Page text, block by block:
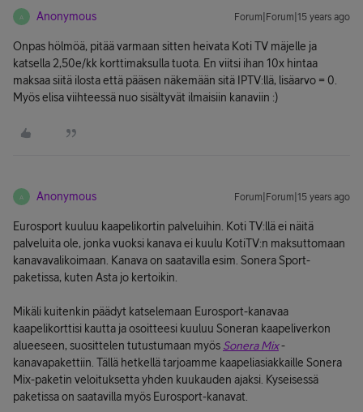
A Anonymous Forum|Forum|15 years ago
Onpas hölmöä, pitää varmaan sitten heivata Koti TV mäjelle ja
katsella 2,50e/kk korttimaksulla tuota. En viitsi ihan 10x hintaa
maksaa siitä ilosta että pääsen näkemään sitä IPTV:llä, lisäarvo = 0.
Myös elisa viihteessä nuo sisältyvät ilmaisiin kanaviin :)
A Anonymous Forum|Forum|15 years ago
Eurosport kuuluu kaapelikortin palveluihin. Koti TV:llä ei näitä
palveluita ole, jonka vuoksi kanava ei kuulu KotiTV:n maksuttomaan
kanavavalikoimaan. Kanava on saatavilla esim. Sonera Sport-
paketissa, kuten Asta jo kertoikin.
Mikäli kuitenkin päädyt katselemaan Eurosport-kanavaa
kaapelikorttisi kautta ja osoitteesi kuuluu Soneran kaapeliverkon
alueeseen, suosittelen tutustumaan myös Sonera Mix-
kanavapakettiin. Tällä hetkellä tarjoamme kaapeliasiakkaille Sonera
Mix-paketin veloituksetta yhden kuukauden ajaksi. Kyseisessä
paketissa on saatavilla myös Eurosport-kanavat.